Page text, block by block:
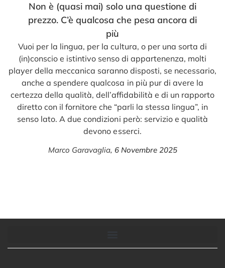
Non è (quasi mai) solo una questione di
prezzo. C’è qualcosa che pesa ancora di
più
Vuoi per la lingua, per la cultura, o per una sorta di
(in)conscio e istintivo senso di appartenenza, molti
player della meccanica saranno disposti, se necessario,
anche a spendere qualcosa in più pur di avere la
certezza della qualità, dell’affidabilità e di un rapporto
diretto con il fornitore che “parli la stessa lingua”, in
senso lato. A due condizioni però: servizio e qualità
devono esserci.
Marco Garavaglia, 6 Novembre 2025